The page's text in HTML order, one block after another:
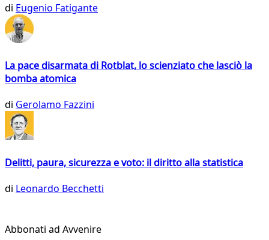
di Eugenio Fatigante
La pace disarmata di Rotblat, lo scienziato che lasciò la
bomba atomica
di Gerolamo Fazzini
Delitti, paura, sicurezza e voto: il diritto alla statistica
di Leonardo Becchetti
Abbonati ad Avvenire